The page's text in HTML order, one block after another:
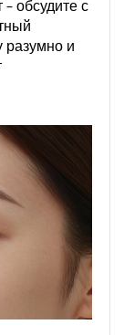
обсудите с
разумно и